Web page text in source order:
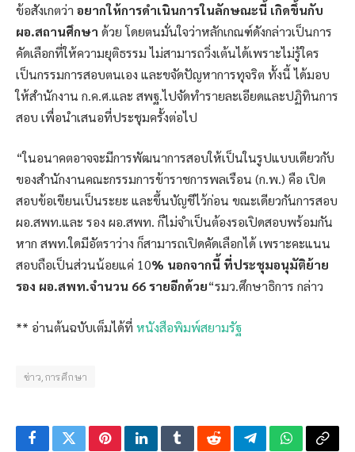
ข้อสังเกตว่า อยากให้การดำเนินการในลักษณะนี้ เกิดขึ้นกับ
ผอ.สถานศึกษา ด้วย โดยตนมั่นใจว่าหลักเกณฑ์ดังกล่าวเป็นการ
คัดเลือกที่ให้ความยุติธรรม ไม่สามารถวิ่งเต้นได้เพราะไม่รู้ใคร
เป็นกรรมการสอบตนเอง และขจัดปัญหาการทุจริต ทั้งนี้ ได้มอบ
ให้สำนักงาน ก.ค.ศ.และ สพฐ.ไปจัดทำรายละเอียดและปฏิทินการ
สอบ เพื่อนำเสนอที่ประชุมครั้งต่อไป
“ในอนาคตอาจจะมีการพัฒนาการสอบให้เป็นในรูปแบบเดียวกับ
ของสำนักงานคณะกรรมการข้าราชการพลเรือน (ก.พ.) คือ เปิด
สอบข้อเขียนเป็นระยะ และขึ้นบัญชีไว้ก่อน ขณะเดียวกันการสอบ
ผอ.สพท.และ รอง ผอ.สพท. ก็ไม่จำเป็นต้องรอเปิดสอบพร้อมกัน
หาก สพท.ใดมีอัตราว่าง ก็สามารถเปิดคัดเลือกได้ เพราะคะแนน
สอบถือเป็นส่วนน้อยแค่ 10% นอกจากนี้ ที่ประชุมอนุมัติย้าย
รอง ผอ.สพท.จำนวน 66 รายอีกด้วย“รมว.ศึกษาธิการ กล่าว
** อ่านต้นฉบับเต็มได้ที่ หนังสือพิมพ์สยามรัฐ
ข่าว,การศึกษา